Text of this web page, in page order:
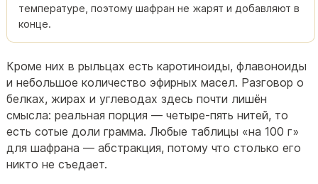
температуре, поэтому шафран не жарят и добавляют в
конце.
Кроме них в рыльцах есть каротиноиды, флавоноиды
и небольшое количество эфирных масел. Разговор о
белках, жирах и углеводах здесь почти лишён
смысла: реальная порция — четыре-пять нитей, то
есть сотые доли грамма. Любые таблицы «на 100 г»
для шафрана — абстракция, потому что столько его
никто не съедает.